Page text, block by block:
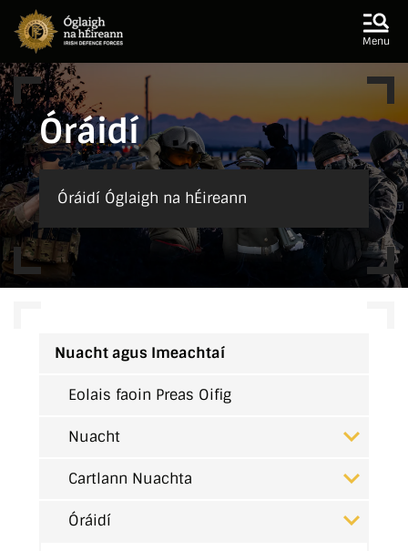
Skip to main content
Menu
Óráidí
Óráidí Óglaigh na hÉireann
Nuacht agus Imeachtaí
Eolais faoin Preas Oifig
Nuacht
Cartlann Nuachta
Óráidí